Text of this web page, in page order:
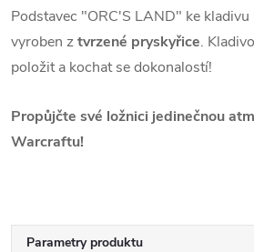
Podstavec "ORC'S LAND" ke
vyroben ztvrzené pryskyřice.
položit a kochat se dokonalostí!
Propůjčte své ložnici jedinečnou
Warcraftu!
Parametry produktu